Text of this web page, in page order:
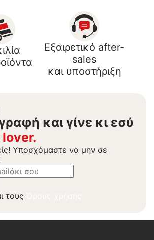
Εξαιρετικό after-
sales
και υποστήριξη
και γίνε κι εσύ
Υποσχόμαστε να μην σε
τους